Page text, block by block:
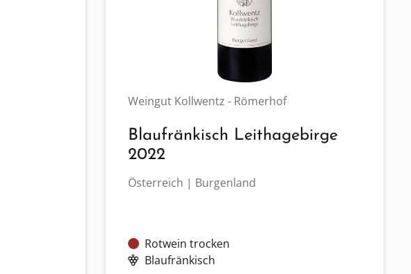
Weingut Kollwentz - Römerhof
Blaufränkisch Leithagebirge
2022
Österreich | Burgenland
Rotwein trocken
Blaufränkisch